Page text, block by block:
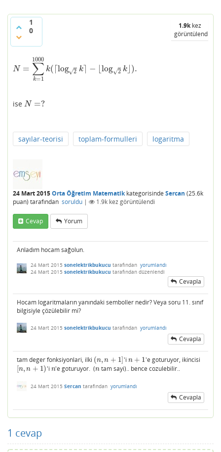
1
0
1.9kkez
görüntülendi
N = ∑
k=1
1000
k(⌈log 2
√ k⌉ − ⌊log 2
√ k ).
N =∑ =11000k (⌈log k⌉− log2 k⌋) .
ise N =?
N= ?
sayılar-teorisi toplam-formulleri logaritma
24 Mart 2015Orta Öğretim Matematikkategorisinde Sercan (25.6k
puan) tarafından soruldu | 1.9k kez görüntülendi
Cevap Yorum
Anladım hocam sağolun.
24 Mart 2015 sonelektrikbukucu tarafından yorumlandı
24 Mart 2015 sonelektrikbukucu tarafından düzenlendi
Cevapla
Hocam logaritmaların yanındaki semboller nedir? Veya soru 11. sınıf
bilgisiyle çözülebilir mi?
24 Mart 2015 sonelektrikbukucu tarafından yorumlandı
Cevapla
tam deger fonksiyonlari, ilki (n, n + 1]
(n,n+1 ] 'i n + 1
n+1
'e goturuyor, ikincisi
[n, n + 1)
n,n+ 1) 'i n
n'e goturuyor. (n
n tam sayi).. bence cozulebilir..
24 Mart 2015 Sercan tarafından yorumlandı
Cevapla
1 cevap